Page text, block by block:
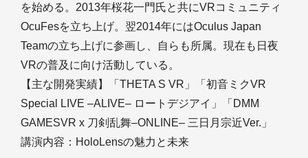
を始める。2013年桜花一門氏と共にVRコミュニティ
OcuFesを立ち上げ。翌2014年にはOculus Japan
Teamの立ち上げに参画し、自らも所属。現在も日夜
VRの普及に向け活動している。
【主な開発実績】「THETA S VR」「初音ミクVR
Special LIVE ‒ALIVE‒ ロートデジアイ」「DMM
GAMESVR x 刀剣乱舞‒ONLINE‒ 三日月宗近Ver.」
講演内容：HoloLensの魅力と未来